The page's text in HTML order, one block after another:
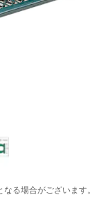
る場合がございます。